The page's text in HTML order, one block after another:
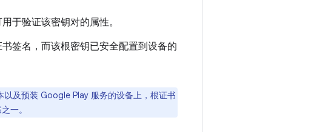
于验证该密钥对的属性。
签名，而该根密钥已安全配置到设备的
及预装 Google Play 服务的设备上，根证书
一。